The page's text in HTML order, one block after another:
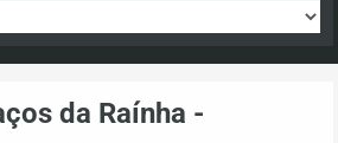
da Raínha -